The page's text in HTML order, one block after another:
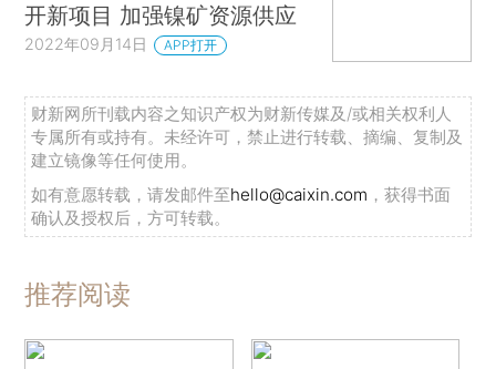
开新项目 加强镍矿资源供应
2022年09月14日 APP打开
财新网所刊载内容之知识产权为财新传媒及/或相关权利人
专属所有或持有。未经许可，禁止进行转载、摘编、复制及
建立镜像等任何使用。
如有意愿转载，请发邮件至hello@caixin.com ，获得书面
确认及授权后，方可转载。
推荐阅读